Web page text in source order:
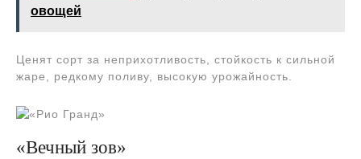
овощей
Ценят сорт за неприхотливость, стойкость к сильной
жаре, редкому поливу, высокую урожайность.
«Вечный зов»